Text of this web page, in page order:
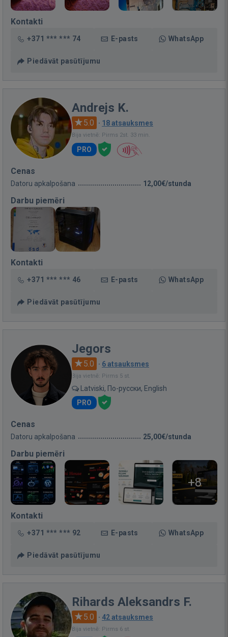
Kontakti
+371 *** *** 74 E-pasts WhatsApp
Piedāvāt pasūtījumu
Andrejs K.
5.0 · 18 atsauksmes
Bija vietnē: Pirms 2st. 33 min.
PRO
Cenas
Datoru apkalpošana 12,00€/stunda
Darbu piemēri
Kontakti
+371 *** *** 46 E-pasts WhatsApp
Piedāvāt pasūtījumu
Jegors
5.0 · 6 atsauksmes
Bija vietnē: Pirms 5 st.
Latviski, По-русски, English
PRO
Cenas
Datoru apkalpošana 25,00€/stunda
Darbu piemēri
+8
Kontakti
+371 *** *** 92 E-pasts WhatsApp
Piedāvāt pasūtījumu
Rihards Aleksandrs F.
5.0 · 42 atsauksmes
Bija vietnē: Pirms 6 st.